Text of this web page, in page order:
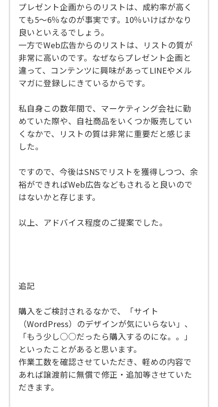
プレゼント企画からのリストは、成約率が高く
ても5〜6％なのが事実です。10％いけばかなり
良いといえるでしょう。
一方でWeb広告からのリストは、リストの質が
非常に高いのです。なぜならプレゼント企画と
違って、コンテンツに興味があってLINEやメル
マガに登録しにきているからです。
私自身この数年間で、マーケティング会社に勤
めていた際や、自社商品をいくつか販売してい
くなかで、リストの質は非常に重要だと感じま
した。
ですので、今後はSNSでリストを獲得しつつ、余
裕ができればWeb広告などもされると良いので
はないかと存じます。
以上、アドバイス程度のご提案でした。
追記
購入をご検討されるなかで、「サイト
（WordPress）のデザインが気にいらない」、
「もう少し○○だったら購入するのにな。。」
といったことがあると思います。
作業工数を確認させていただき、軽めの内容で
あれば譲渡前に無償で修正・追加等させていた
だきます。